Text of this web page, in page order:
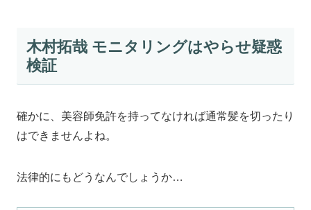
木村拓哉 モニタリングはやらせ疑惑
検証
確かに、美容師免許を持ってなければ通常髪を切ったり
はできませんよね。
法律的にもどうなんでしょうか…